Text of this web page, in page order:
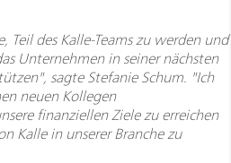
Teil des Kalle-Teams zu werden und
Unternehmen in seiner nächsten
sagte Stefanie Schum. "Ich
neuen Kollegen
finanziellen Ziele zu erreichen
Kalle in unserer Branche zu